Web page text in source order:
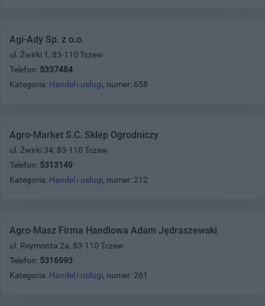
Agi-Ady Sp. z o.o.
ul. Żwirki 1, 83-110 Tczew
Telefon: 5337484
Kategoria: Handel i usługi, numer: 658
Agro-Market S.C. Sklep Ogrodniczy
ul. Żwirki 34, 83-110 Tczew
Telefon: 5313149
Kategoria: Handel i usługi, numer: 212
Agro-Masz Firma Handlowa Adam Jędraszewski
ul. Reymonta 2a, 83-110 Tczew
Telefon: 5316993
Kategoria: Handel i usługi, numer: 261